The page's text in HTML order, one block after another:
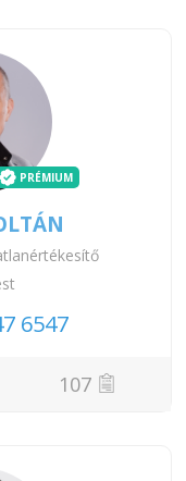
PRÉMIUM
6547
107